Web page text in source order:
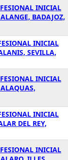
INICIAL
BADAJOZ,
INICIAL
SEVILLA,
INICIAL
INICIAL
DEL REY,
INICIAL